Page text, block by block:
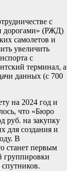
с
дорогами» (РЖД)
самолетов и
увеличить
с
терминал, а
данных (с 700
на 2024 год и
что «Бюро
руб. на закупку
для создания и
В
станет первым
группировки
спутников.